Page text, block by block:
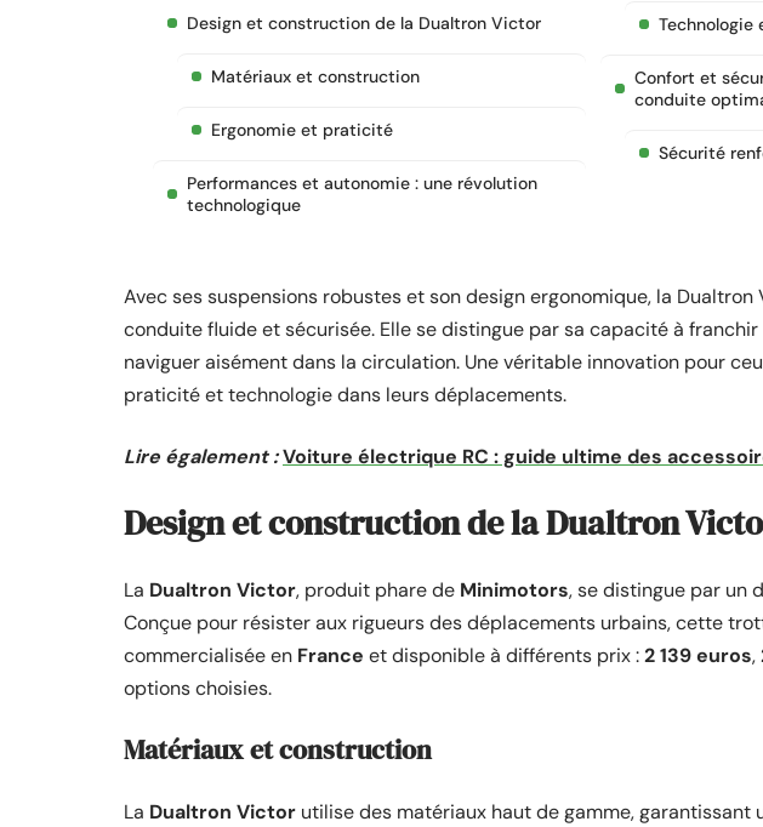
Design et construction de la Dualtron Victor
Matériaux et construction
Ergonomie et praticité
Performances et autonomie : une révolution
technologique
Technologie
Confort et
conduite
Sécurité
Avec ses suspensions robustes et son design ergonomique, la
conduite fluide et sécurisée. Elle se distingue par sa capacité à
naviguer aisément dans la circulation. Une véritable innovation pour
praticité et technologie dans leurs déplacements.
Lire également :Voiture électrique RC : guide ultime des
Design et construction de la Dualtron
La Dualtron Victor, produit phare de Minimotors, se distingue par un
Conçue pour résister aux rigueurs des déplacements urbains, cette
commercialisée en France et disponible à différents prix :2 139 euros,
options choisies.
Matériaux et construction
La Dualtron Victor utilise des matériaux haut de gamme, garantissant